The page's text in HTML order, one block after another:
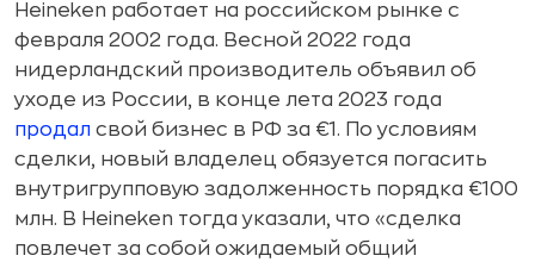
Heineken работает на российском рынке с
февраля 2002 года. Весной 2022 года
нидерландский производитель объявил об
уходе из России, в конце лета 2023 года
продал свой бизнес в РФ за €1. По условиям
сделки, новый владелец обязуется погасить
внутригрупповую задолженность порядка €100
млн. В Heineken тогда указали, что «сделка
повлечет за собой ожидаемый общий